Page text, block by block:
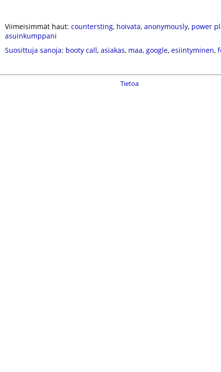
Viimeisimmät haut: countersting, hoivata, anonymously, power
asuinkumppani
Suosittuja sanoja: booty call, asiakas, maa, google, esiintyminen,
Tietoa